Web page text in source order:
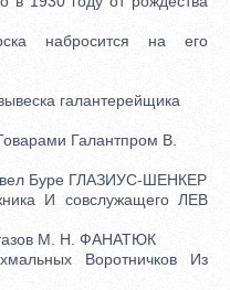
набросится на его
галантерейщика
Галантпром В.
Буре ГЛАЗИУС-ШЕНКЕР
И совслужащего ЛЕВ
М. Н. ФАНАТЮК
Воротничков Из